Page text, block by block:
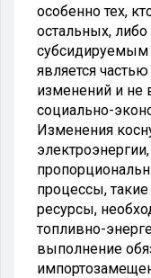
особенно тех,
остальных,
является
изменений и не
социально-
Изменения
процессы,
ресурсы,
топливно-
выполнение